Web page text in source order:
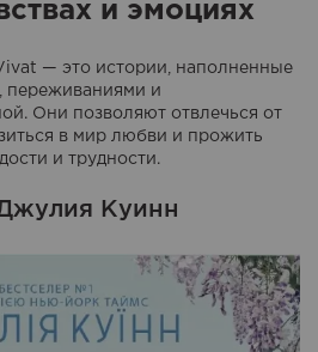
и эмоциях
— это истории, наполненные
переживаниями и
Они позволяют отвлечься от
в мир любви и прожить
и трудности.
Куинн